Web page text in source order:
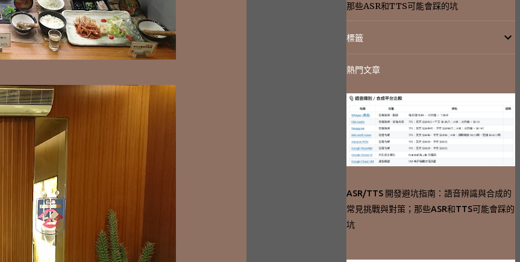
那些ASR和TTS可能會踩的坑
標籤
熱門文章
ASR/TTS 開發避坑指南：語音辨識與合成的
常見挑戰與對策；那些ASR和TTS可能會踩的
坑